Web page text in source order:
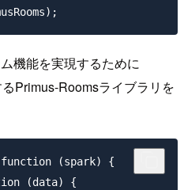
機能を実現するために
Primus-Roomsライブラリを
(spark) {
(data) {